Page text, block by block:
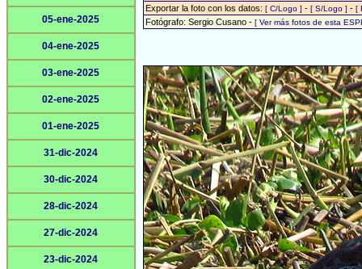
05-ene-2025
04-ene-2025
03-ene-2025
02-ene-2025
01-ene-2025
31-dic-2024
30-dic-2024
28-dic-2024
27-dic-2024
23-dic-2024
Exportar la foto con los datos: [ C/Logo ] - [ S/Logo ] - [
Fotógrafo: Sergio Cusano - [ Ver más fotos de esta